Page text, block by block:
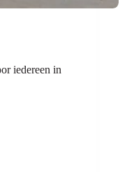
iedereen in